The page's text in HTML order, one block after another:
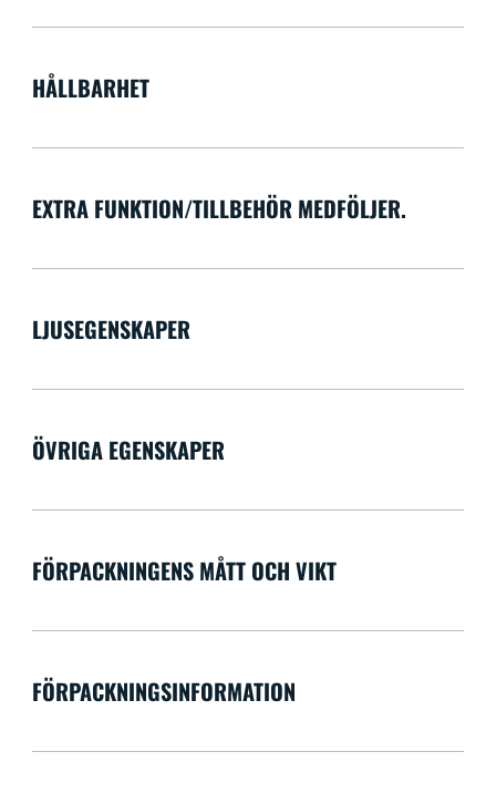
HÅLLBARHET
EXTRA FUNKTION/TILLBEHÖR MEDFÖLJER.
LJUSEGENSKAPER
ÖVRIGA EGENSKAPER
FÖRPACKNINGENS MÅTT OCH VIKT
FÖRPACKNINGSINFORMATION